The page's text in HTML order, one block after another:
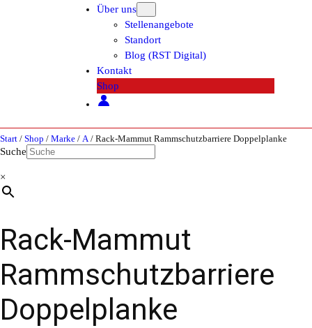
Über uns
Stellenangebote
Standort
Blog (RST Digital)
Kontakt
Shop
Start / Shop / Marke / A/ Rack-Mammut Rammschutzbarriere Doppelplanke
Suche
×
Rack-Mammut
Rammschutzbarriere
Doppelplanke